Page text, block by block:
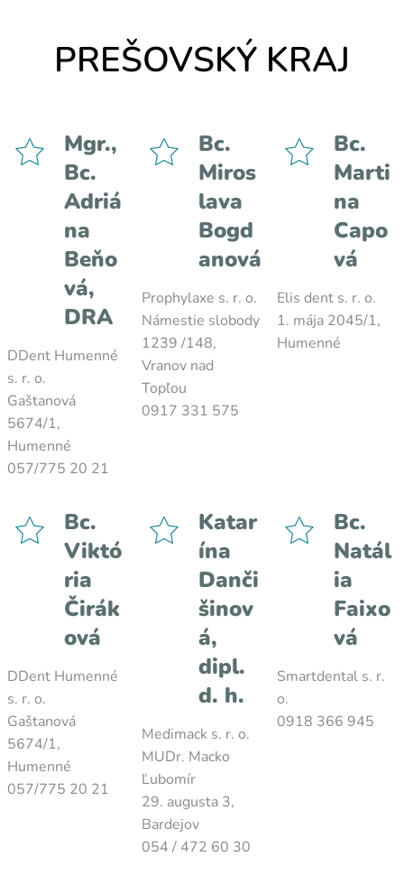
PREŠOVSKÝ KRAJ
Mgr.,
Bc.
Adriá
na
Beňo
vá,
DRA
DDent Humenné
s. r. o.
Gaštanová
5674/1,
Humenné
057/775 20 21
Bc.
Miros
lava
Bogd
anová
Prophylaxe s. r. o.
Námestie slobody
1239 /148,
Vranov nad
Topľou
0917 331 575
Bc.
Marti
na
Capo
vá
Elis dent s. r. o.
1. mája 2045/1,
Humenné
Bc.
Viktó
ria
Čirák
ová
DDent Humenné
s. r. o.
Gaštanová
5674/1,
Humenné
057/775 20 21
Katar
ína
Danči
šinov
á,
dipl.
d. h.
Medimack s. r. o.
MUDr. Macko
Ľubomír
29. augusta 3,
Bardejov
054 / 472 60 30
Bc.
Natál
ia
Faixo
vá
Smartdental s. r.
o.
0918 366 945